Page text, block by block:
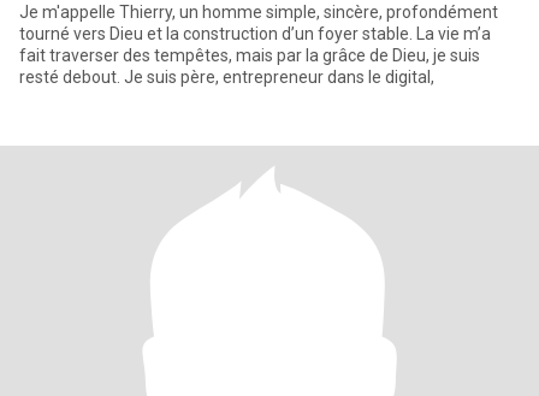
Je m'appelle Thierry, un homme simple, sincère, profondément
tourné vers Dieu et la construction d’un foyer stable. La vie m’a
fait traverser des tempêtes, mais par la grâce de Dieu, je suis
resté debout. Je suis père, entrepreneur dans le digital,